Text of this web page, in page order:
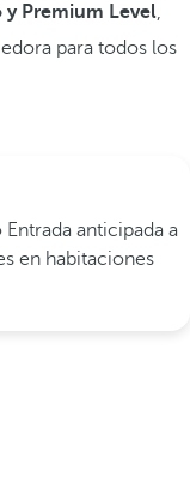
y Premium Level,
para todos los
Entrada anticipada a
en habitaciones